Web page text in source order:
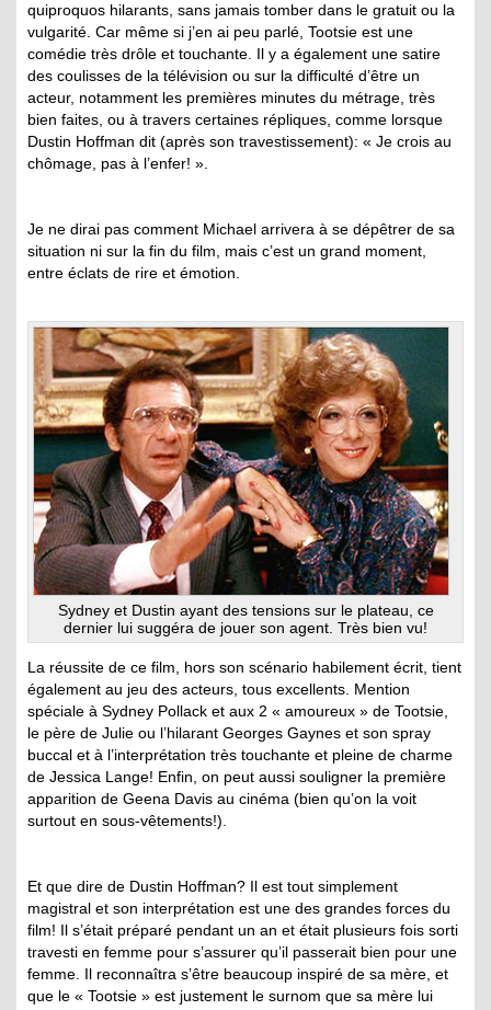
quiproquos hilarants, sans jamais tomber dans le gratuit ou la
vulgarité. Car même si j’en ai peu parlé, Tootsie est une
comédie très drôle et touchante. Il y a également une satire
des coulisses de la télévision ou sur la difficulté d’être un
acteur, notamment les premières minutes du métrage, très
bien faites, ou à travers certaines répliques, comme lorsque
Dustin Hoffman dit (après son travestissement): « Je crois au
chômage, pas à l’enfer! ».
Je ne dirai pas comment Michael arrivera à se dépêtrer de sa
situation ni sur la fin du film, mais c’est un grand moment,
entre éclats de rire et émotion.
Sydney et Dustin ayant des tensions sur le plateau, ce
dernier lui suggéra de jouer son agent. Très bien vu!
La réussite de ce film, hors son scénario habilement écrit, tient
également au jeu des acteurs, tous excellents. Mention
spéciale à Sydney Pollack et aux 2 « amoureux » de Tootsie,
le père de Julie ou l’hilarant Georges Gaynes et son spray
buccal et à l’interprétation très touchante et pleine de charme
de Jessica Lange! Enfin, on peut aussi souligner la première
apparition de Geena Davis au cinéma (bien qu’on la voit
surtout en sous-vêtements!).
Et que dire de Dustin Hoffman? Il est tout simplement
magistral et son interprétation est une des grandes forces du
film! Il s’était préparé pendant un an et était plusieurs fois sorti
travesti en femme pour s’assurer qu’il passerait bien pour une
femme. Il reconnaîtra s’être beaucoup inspiré de sa mère, et
que le « Tootsie » est justement le surnom que sa mère lui